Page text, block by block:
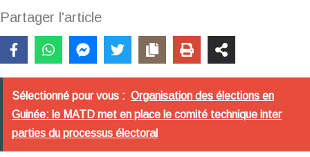
Partager l'article
Sélectionné pour vous : Organisation des élections en
Guinée: le MATD met en place le comité technique inter
parties du processus électoral